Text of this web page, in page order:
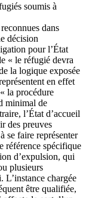
soumis à
dans
décision
pour l’État
« le réfugié devra
la logique exposée
en effet
la procédure
minimal de
l’État d’accueil
des preuves
se faire représenter
référence spécifique
d’expulsion, qui
plusieurs
L’instance chargée
être qualifiée,